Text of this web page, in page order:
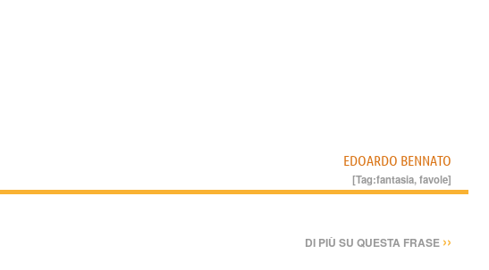
EDOARDO BENNATO
[Tag:fantasia,favole]
DI PIÙ SU QUESTA FRASE ››